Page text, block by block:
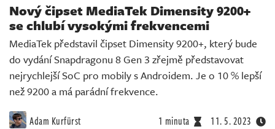
Nový čipset MediaTek Dimensity 9200+
se chlubí vysokými frekvencemi
MediaTek představil čipset Dimensity 9200+, který bude
do vydání Snapdragonu 8 Gen 3 zřejmě představovat
nejrychlejší SoC pro mobily s Androidem. Je o 10 % lepší
než 9200 a má parádní frekvence.
Adam Kurfürst 1 minuta 11. 5. 2023